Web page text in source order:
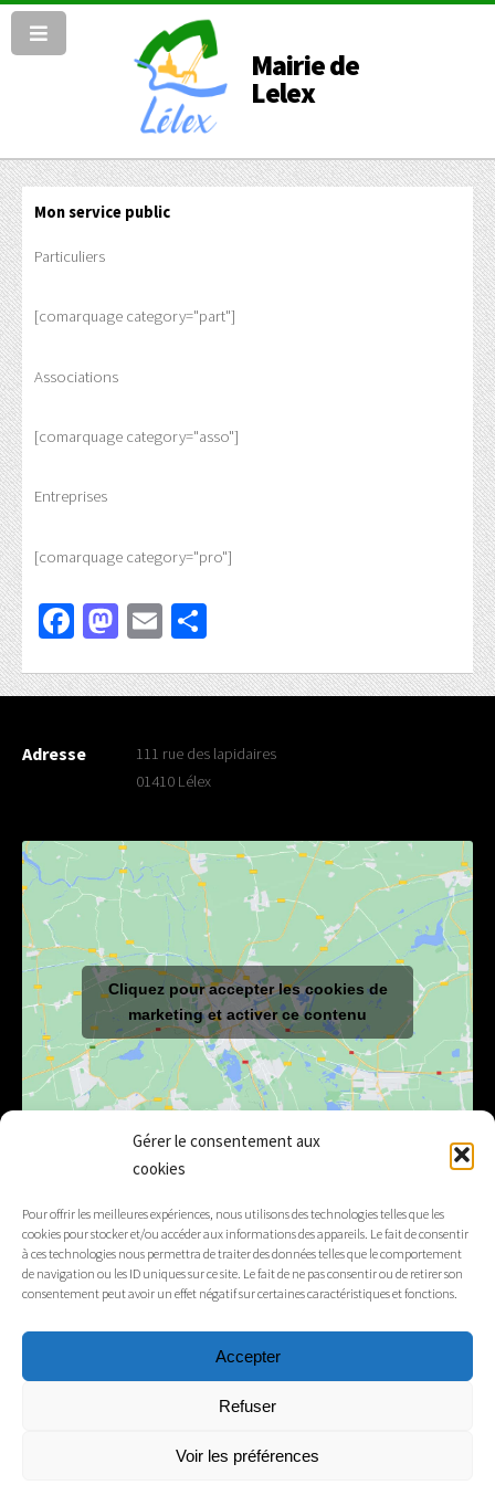
Gérer le consentement aux
cookies
Pour offrir les meilleures expériences, nous utilisons des technologies telles que les
cookies pour stocker et/ou accéder aux informations des appareils. Le fait de consentir
à ces technologies nous permettra de traiter des données telles que le comportement
de navigation ou les ID uniques sur ce site. Le fait de ne pas consentir ou de retirer son
consentement peut avoir un effet négatif sur certaines caractéristiques et fonctions.
Accepter
Refuser
Voir les préférences
Mairie de
Lelex
Mon service public
Particuliers
[comarquage category="part"]
Associations
[comarquage category="asso"]
Entreprises
[comarquage category="pro"]
Facebook
Mastodon
Email
Adresse
111 rue des lapidaires
01410 Lélex
Cliquez pour accepter les cookies de
marketing et activer ce contenu
Tél. 04 50 20 91 15
Mentions légales